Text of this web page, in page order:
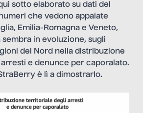
sotto elaborato su dati del
che vedono appaiate
Emilia-Romagna e Veneto,
in evoluzione, sugli
del Nord nella distribuzione
e denunce per caporalato.
è lì a dimostrarlo.